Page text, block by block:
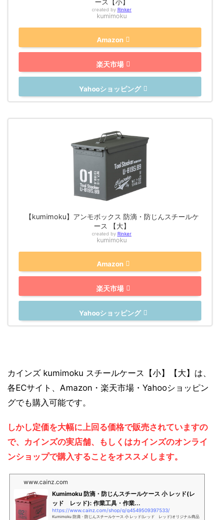
created by Rinker
kumimoku
Amazon
楽天市場
Yahooショッピング
【kumimoku】アンモボックス 防滴・防じんスチールケ
ース 【大】
created by Rinker
kumimoku
Amazon
楽天市場
Yahooショッピング
カインズ kumimoku スチールケース【小】【大】は、
各ECサイト、Amazon・楽天市場・Yahooショッピン
グでも購入可能です。
しかし定価を大幅に上回る価格で販売されていますの
で、カインズの実店舗、もしくはカインズのオンライ
ンショップで購入することをオススメします。
www.cainz.com
Kumimoku 防滴・防じんスチールケース 小 レッド(レ
ッド レッド): 作業工具・作業...
https://www.cainz.com/shop/g/g4549509397533/
Kumimoku 防滴・防じんスチールケース 小 レッド(レッド レッド)オリジナル商品